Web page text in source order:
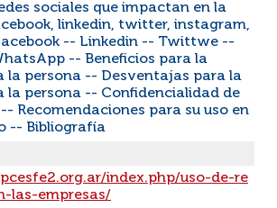
sociales que impactan en la
linkedin, twitter, instagram,
-- Linkedin -- Twittwe --
-- Beneficios para la
la persona -- Desventajas para la
la persona -- Confidencialidad de
Recomendaciones para su uso en
-- Bibliografía
index.php/uso-de-re
las-empresas/